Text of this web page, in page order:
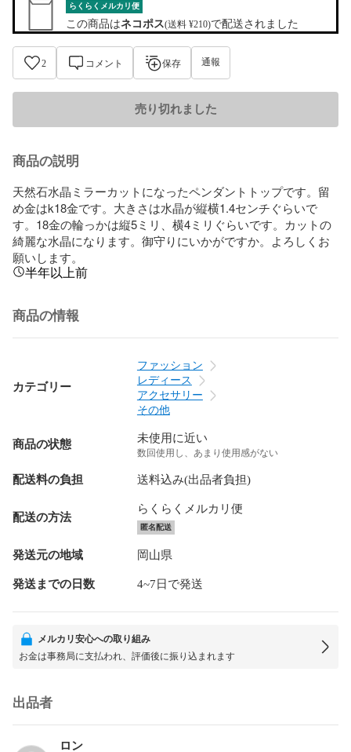
らくらくメルカリ便
この商品はネコポス(送料 ¥210)で配送されました
2 コメント 保存 通報
売り切れました
商品の説明
天然石水晶ミラーカットになったペンダントトップです。留
め金はk18金です。大きさは水晶が縦横1.4センチぐらいで
す。18金の輪っかは縦5ミリ、横4ミリぐらいです。カットの
綺麗な水晶になります。御守りにいかがですか。よろしくお
願いします。
半年以上前
商品の情報
カテゴリー
ファッション
レディース
アクセサリー
その他
商品の状態 未使用に近い
数回使用し、あまり使用感がない
配送料の負担 送料込み(出品者負担)
配送の方法
らくらくメルカリ便
匿名配送
発送元の地域 岡山県
発送までの日数 4~7日で発送
メルカリ安心への取り組み
お金は事務局に支払われ、評価後に振り込まれます
出品者
ロン